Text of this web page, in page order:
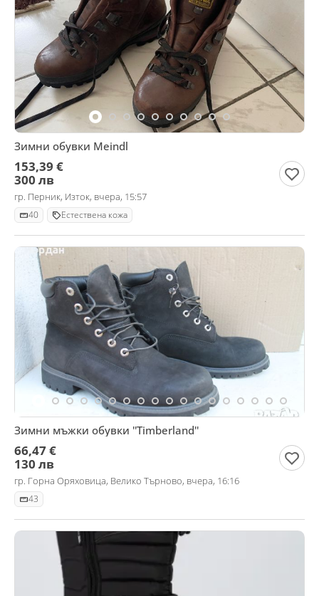
Зимни обувки Meindl
153,39 €
300 лв
гр. Перник, Изток, вчера, 15:57
40 Естествена кожа
Зимни мъжки обувки ''Timberland''
66,47 €
130 лв
гр. Горна Оряховица, Велико Търново, вчера, 16:16
43